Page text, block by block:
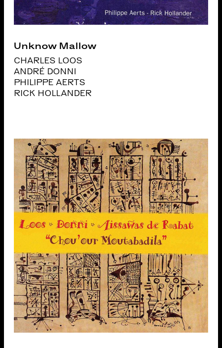
Unknow Mallow
CHARLES LOOS
ANDRÉ DONNI
PHILIPPE AERTS
RICK HOLLANDER